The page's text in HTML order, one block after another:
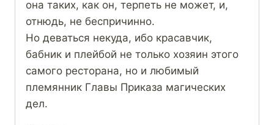
она таких, как он, терпеть не может, и,
отнюдь, не беспричинно.
Но деваться некуда, ибо красавчик,
бабник и плейбой не только хозяин этого
самого ресторана, но и любимый
племянник Главы Приказа магических
дел.